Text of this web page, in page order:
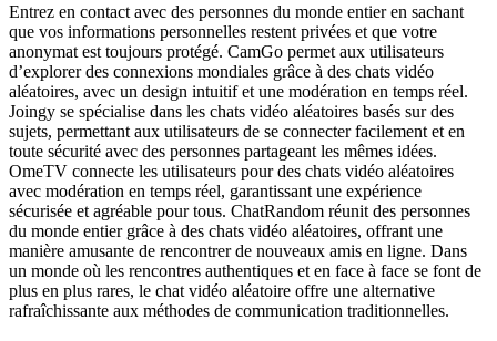
Entrez en contact avec des personnes du monde entier en sachant
que vos informations personnelles restent privées et que votre
anonymat est toujours protégé. CamGo permet aux utilisateurs
d’explorer des connexions mondiales grâce à des chats vidéo
aléatoires, avec un design intuitif et une modération en temps réel.
Joingy se spécialise dans les chats vidéo aléatoires basés sur des
sujets, permettant aux utilisateurs de se connecter facilement et en
toute sécurité avec des personnes partageant les mêmes idées.
OmeTV connecte les utilisateurs pour des chats vidéo aléatoires
avec modération en temps réel, garantissant une expérience
sécurisée et agréable pour tous. ChatRandom réunit des personnes
du monde entier grâce à des chats vidéo aléatoires, offrant une
manière amusante de rencontrer de nouveaux amis en ligne. Dans
un monde où les rencontres authentiques et en face à face se font de
plus en plus rares, le chat vidéo aléatoire offre une alternative
rafraîchissante aux méthodes de communication traditionnelles.